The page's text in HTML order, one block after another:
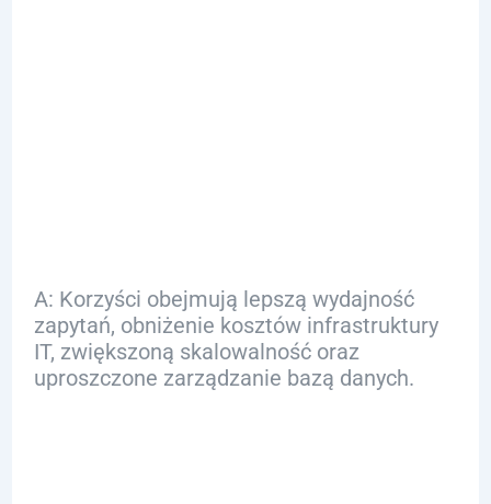
A: Korzyści obejmują lepszą wydajność
zapytań, obniżenie kosztów infrastruktury
IT, zwiększoną skalowalność oraz
uproszczone zarządzanie bazą danych.